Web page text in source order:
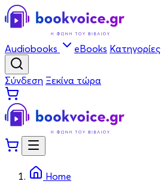
Audiobooks eBooks Κατηγορίες
Σύνδεση Ξεκίνα τώρα
Home